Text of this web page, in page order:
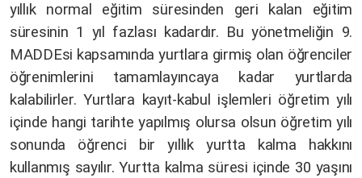
yıllık normal eğitim süresinden geri kalan eğitim
süresinin 1 yıl fazlası kadardır. Bu yönetmeliğin 9.
MADDEsi kapsamında yurtlara girmiş olan öğrenciler
öğrenimlerini tamamlayıncaya kadar yurtlarda
kalabilirler. Yurtlara kayıt-kabul işlemleri öğretim yılı
içinde hangi tarihte yapılmış olursa olsun öğretim yılı
sonunda öğrenci bir yıllık yurtta kalma hakkını
kullanmış sayılır. Yurtta kalma süresi içinde 30 yaşını